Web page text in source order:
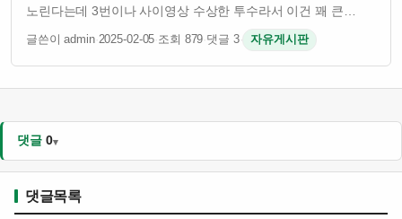
노린다는데 3번이나 사이영상 수상한 투수라서 이건 꽤 큰
이슈임 그런데 슈어저 나이 41살인데도 불구하고 여전히
경기력이 괜찮은 걸로 알려져 있음 토론토 입장에서는 유명
투수를 영입해서 팀 전력을 보강하려는 의도인 듯 …
글쓴이 admin·2025-02-05·조회 879·댓글 3· 자유게시판
댓글 0
댓글목록